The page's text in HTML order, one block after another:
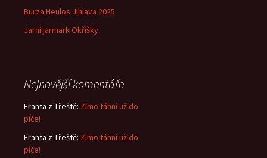
Burza Heulos Jihlava 2025
Jarní jarmark Okříšky
Nejnovější komentáře
Franta z Třeště: Zimo táhni už do
píče!
Franta z Třeště: Zimo táhni už do
píče!